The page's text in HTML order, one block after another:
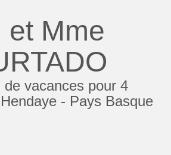
et Mme
de vacances pour 4
- Pays Basque